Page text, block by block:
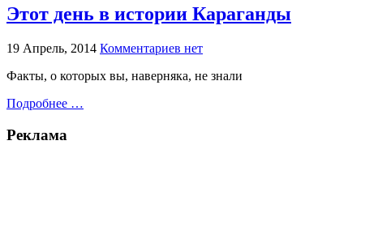
Этот день в истории Караганды
19 Апрель, 2014 Комментариев нет
Факты, о которых вы, наверняка, не знали
Подробнее …
Реклама